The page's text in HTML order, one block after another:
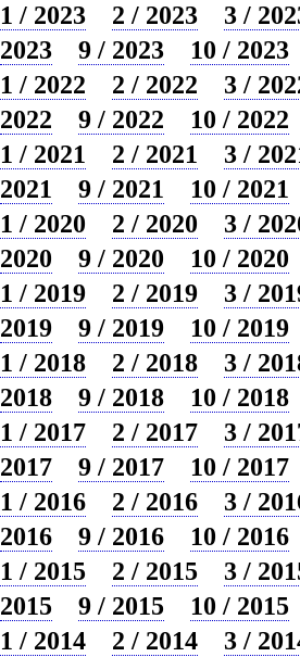
1 / 2023
2 / 2023
3 /
2023
9 / 2023
10 / 2023
1 / 2022
2 / 2022
3 /
2022
9 / 2022
10 / 2022
1 / 2021
2 / 2021
3 /
2021
9 / 2021
10 / 2021
1 / 2020
2 / 2020
3 /
2020
9 / 2020
10 / 2020
1 / 2019
2 / 2019
3 /
2019
9 / 2019
10 / 2019
1 / 2018
2 / 2018
3 /
2018
9 / 2018
10 / 2018
1 / 2017
2 / 2017
3 /
2017
9 / 2017
10 / 2017
1 / 2016
2 / 2016
3 /
2016
9 / 2016
10 / 2016
1 / 2015
2 / 2015
3 /
2015
9 / 2015
10 / 2015
1 / 2014
2 / 2014
3 /